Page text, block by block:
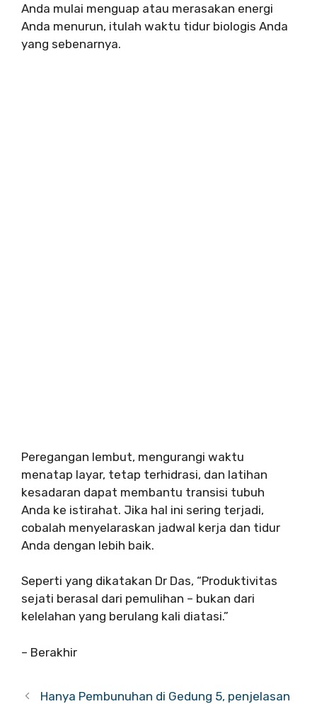
Anda mulai menguap atau merasakan energi
Anda menurun, itulah waktu tidur biologis Anda
yang sebenarnya.
Peregangan lembut, mengurangi waktu
menatap layar, tetap terhidrasi, dan latihan
kesadaran dapat membantu transisi tubuh
Anda ke istirahat. Jika hal ini sering terjadi,
cobalah menyelaraskan jadwal kerja dan tidur
Anda dengan lebih baik.
Seperti yang dikatakan Dr Das, “Produktivitas
sejati berasal dari pemulihan – bukan dari
kelelahan yang berulang kali diatasi.”
– Berakhir
Hanya Pembunuhan di Gedung 5, penjelasan